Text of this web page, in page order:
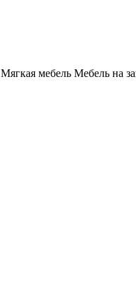
Мягкая мебель Мебель на